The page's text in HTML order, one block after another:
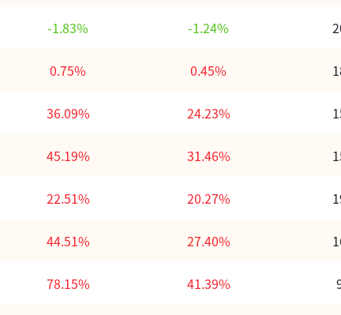
-1.83% -1.24%
0.75% 0.45%
36.09% 24.23%
45.19% 31.46%
22.51% 20.27%
44.51% 27.40%
78.15% 41.39%